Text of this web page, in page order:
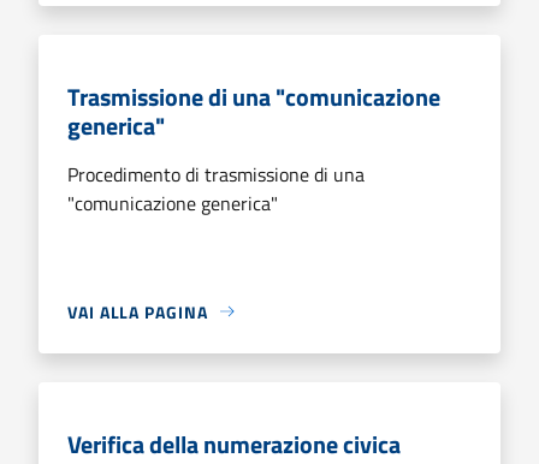
Trasmissione di una "comunicazione
generica"
Procedimento di trasmissione di una
"comunicazione generica"
VAI ALLA PAGINA
Verifica della numerazione civica